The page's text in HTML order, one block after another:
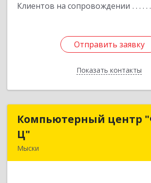
Клиентов на сопровождении
Отправить заявку
Показать контакты
Отправить заявку
Назад
Компьютерный центр
Ц"
Мыски
Компьютерный центр